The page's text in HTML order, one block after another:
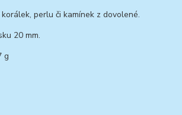
perlu či kamínek z dovolené.
20 mm.
g